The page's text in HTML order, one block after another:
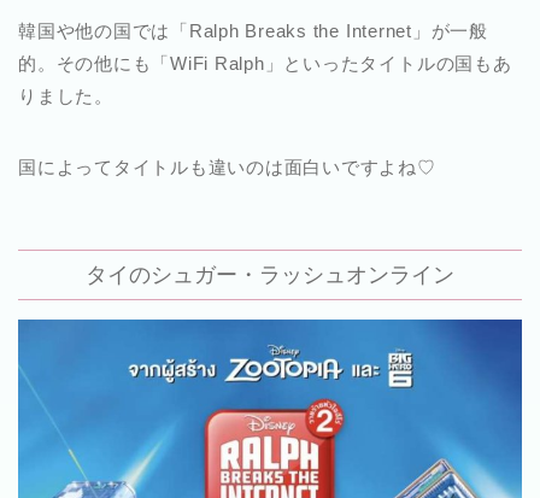
韓国や他の国では「Ralph Breaks the Internet」が一般
的。その他にも「WiFi Ralph」といったタイトルの国もあ
りました。
国によってタイトルも違いのは面白いですよね♡
タイのシュガー・ラッシュオンライン